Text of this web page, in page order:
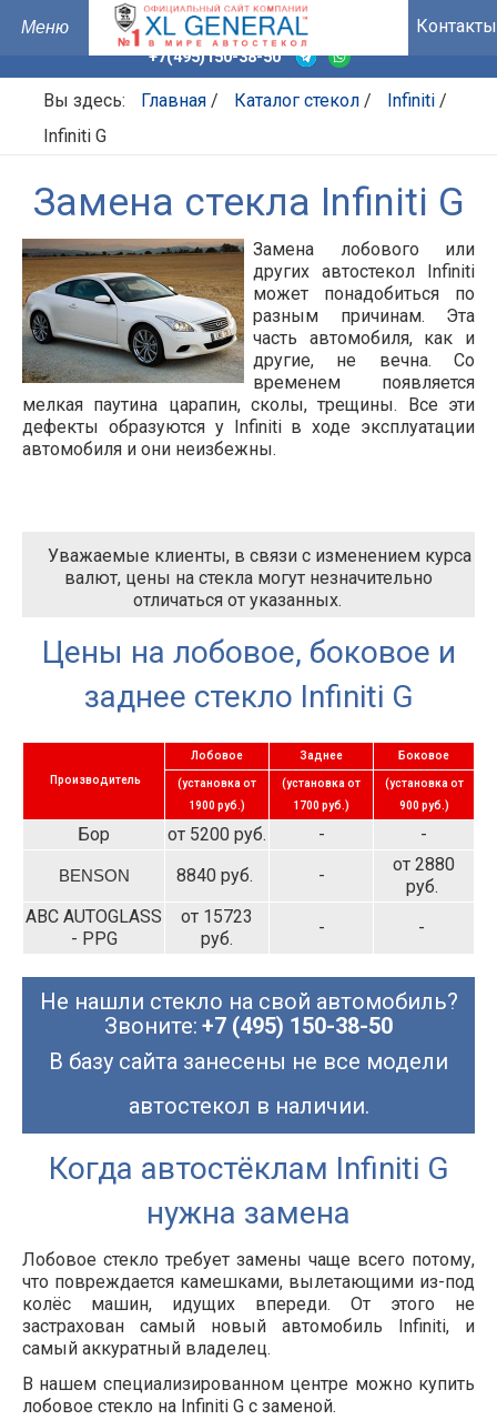
Контакты
+7(495)150-38-50
Вы здесь: Главная / Каталог стекол / Infiniti /
Infiniti G
Замена стекла Infiniti G
Замена лобового или
других автостекол Infiniti
может понадобиться по
разным причинам. Эта
часть автомобиля, как и
другие, не вечна. Со
временем появляется
мелкая паутина царапин, сколы, трещины. Все эти
дефекты образуются у Infiniti в ходе эксплуатации
автомобиля и они неизбежны.
Уважаемые клиенты, в связи с изменением курса
валют, цены на стекла могут незначительно
отличаться от указанных.
Цены на лобовое, боковое и
заднее стекло Infiniti G
Производитель
Лобовое Заднее Боковое
(установка от
1900 руб.)
(установка от
1700 руб.)
(установка от
900 руб.)
Бор от 5200 руб. - -
BENSON 8840 руб. -
от 2880
руб.
ABC AUTOGLASS
- PPG
от 15723
руб.
- -
Не нашли стекло на свой автомобиль?
Звоните: +7 (495) 150-38-50
В базу сайта занесены не все модели
автостекол в наличии.
Когда автостёклам Infiniti G
нужна замена
Лобовое стекло требует замены чаще всего потому,
что повреждается камешками, вылетающими из-под
колёс машин, идущих впереди. От этого не
застрахован самый новый автомобиль Infiniti, и
самый аккуратный владелец.
В нашем специализированном центре можно купить
лобовое стекло на Infiniti G с заменой.